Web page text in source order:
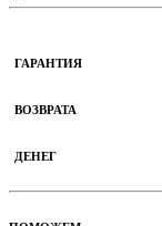
ГАРАНТИЯ
ВОЗВРАТА
ДЕНЕГ